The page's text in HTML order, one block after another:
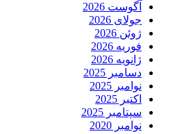
آگوست 2026
جولای 2026
ژوئن 2026
فوریه 2026
ژانویه 2026
دسامبر 2025
نوامبر 2025
اکتبر 2025
سپتامبر 2025
نوامبر 2020